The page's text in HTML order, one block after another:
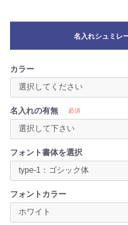
名入れシュミレ
カラー
名入れの有無 必須
フォント書体を選択
フォントカラー